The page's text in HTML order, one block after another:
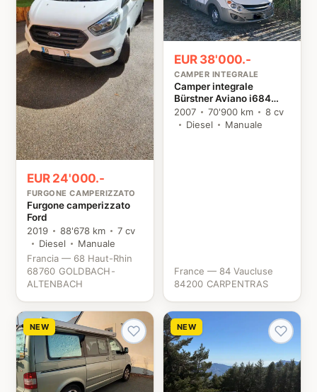
EUR 24'000.-
FURGONE CAMPERIZZATO
Furgone camperizzato
Ford
2019
88'678 km
7 cv
Diesel
Manuale
Francia — 68 Haut-Rhin
68760 GOLDBACH-
ALTENBACH
EUR 38'000.-
CAMPER INTEGRALE
Camper integrale
Bürstner Aviano i684
Fiat
2007 70'900 km
8 cv
Diesel
Manuale
France — 84 Vaucluse
84200 CARPENTRAS
NEW NEW